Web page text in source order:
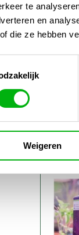
te
en
die ze hebben
Weigeren
€
€